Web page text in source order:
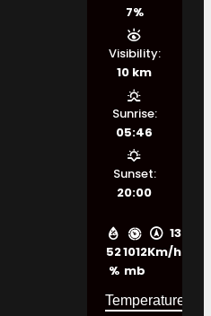
52
%
1012
mb
13
Km/h
7%
Visibility:
10 km
Sunrise:
05:46
Sunset:
20:00